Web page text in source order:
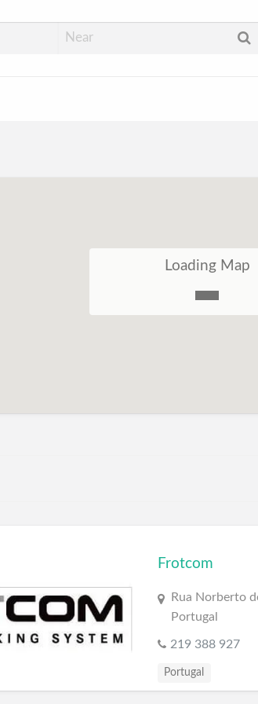
Loading Map
Frotcom
Rua Norberto
Portugal
219 388 927
Portugal